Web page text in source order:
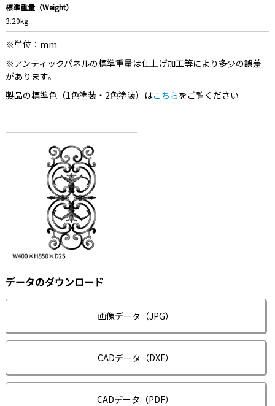
標準重量（Weight）
3.20kg
※単位：mm
※アンティックパネルの標準重量は仕上げ加工等により多少の誤差
があります。
製品の標準色（1色塗装・2色塗装）はこちらをご覧ください
データのダウンロード
画像データ（JPG）
CADデータ（DXF）
CADデータ（PDF）